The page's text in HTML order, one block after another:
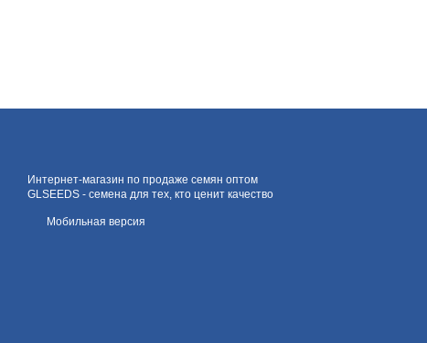
Интернет-магазин по продаже семян оптом
GLSEEDS - семена для тех, кто ценит качество
Мобильная версия